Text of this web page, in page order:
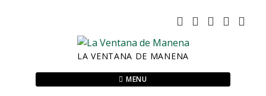
LA VENTANA DE MANENA
MENU